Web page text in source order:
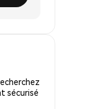
sécurisé